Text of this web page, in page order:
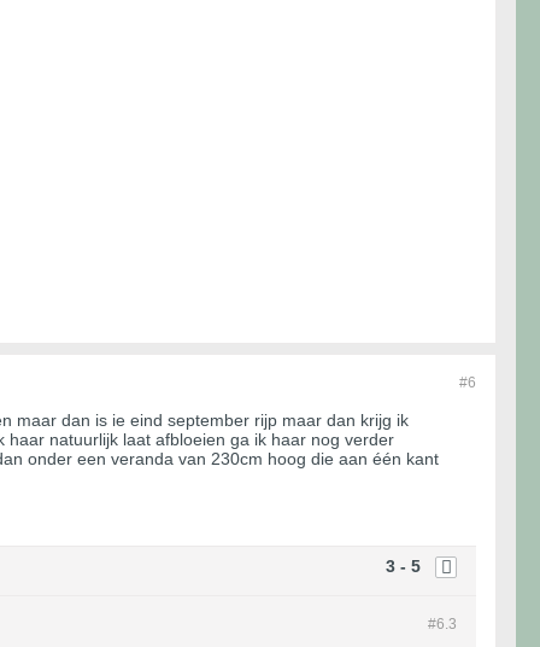
#6
maar dan is ie eind september rijp maar dan krijg ik
natuurlijk laat afbloeien ga ik haar nog verder
onder een veranda van 230cm hoog die aan één kant
3 - 5
#6.3